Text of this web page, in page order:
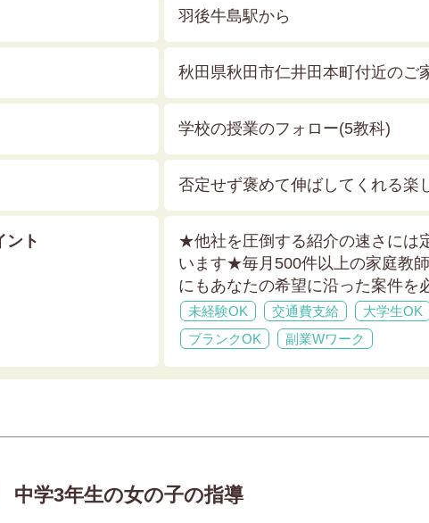
羽後牛島駅から
秋田県秋田市仁井田本町付近のご
学校の授業のフォロー(5教科)
否定せず褒めて伸ばしてくれる楽
ント
★他社を圧倒する紹介の速さには
います★毎月500件以上の家庭教
にもあなたの希望に沿った案件を
未経験OK 交通費支給
大学生OK
ブランクOK
副業Wワーク
中学3年生の女の子の指導